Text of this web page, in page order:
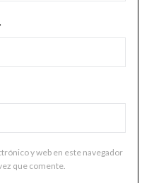
y web en este navegador
que comente.